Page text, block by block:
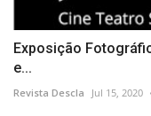
Exposição
e...
Revista Descla Jul 15, 2020